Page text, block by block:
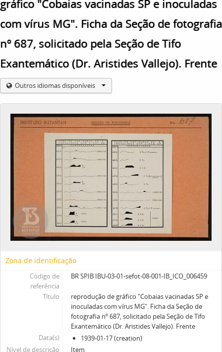
gráfico "Cobaias vacinadas SP e inoculadas
com vírus MG". Ficha da Seção de fotografia
nº 687, solicitado pela Seção de Tifo
Exantemático (Dr. Aristides Vallejo). Frente
Outros idiomas disponíveis
Zona de identificação
Código de
referência
BR SPIB IBU-03-01-sefot-08-001-IB_ICO_006459
Título
reprodução de gráfico "Cobaias vacinadas SP e
inoculadas com vírus MG". Ficha da Seção de
fotografia nº 687, solicitado pela Seção de Tifo
Exantemático (Dr. Aristides Vallejo). Frente
Data(s)
1939-01-17 (creation)
Nível de descrição
Item